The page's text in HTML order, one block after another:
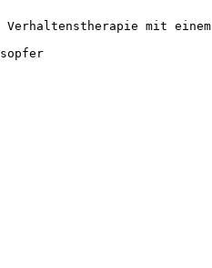
mit einem